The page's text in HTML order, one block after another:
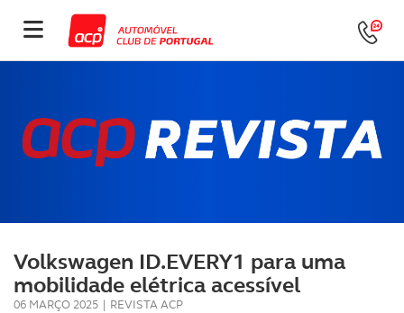
Volkswagen ID.EVERY1 para uma
mobilidade elétrica acessível
06 MARÇO 2025 | REVISTA ACP